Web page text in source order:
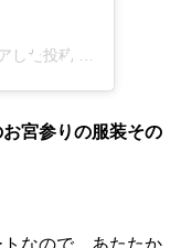
した投稿
宮参りの服装その
なので、あたたか